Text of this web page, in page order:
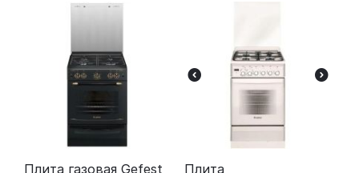
Плита газовая Gefest
Плита